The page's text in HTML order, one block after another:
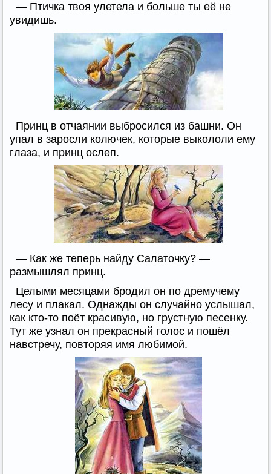
— Птичка твоя улетела и больше ты её не
увидишь.
Принц в отчаянии выбросился из башни. Он
упал в заросли колючек, которые выкололи ему
глаза, и принц ослеп.
— Как же теперь найду Салаточку? —
размышлял принц.
Целыми месяцами бродил он по дремучему
лесу и плакал. Однажды он случайно услышал,
как кто-то поёт красивую, но грустную песенку.
Тут же узнал он прекрасный голос и пошёл
навстречу, повторяя имя любимой.